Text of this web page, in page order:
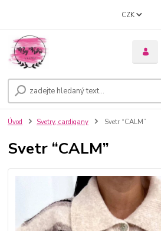
CZK
Úvod Svetry, cardigany Svetr “CALM”
Svetr “CALM”